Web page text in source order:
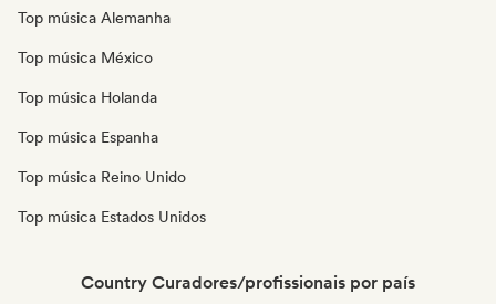
Top música Alemanha
Top música México
Top música Holanda
Top música Espanha
Top música Reino Unido
Top música Estados Unidos
Country Curadores/profissionais por país